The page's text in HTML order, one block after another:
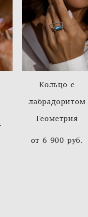
Кольцо с
лабрадоритом
Геометрия
от 6 900 pуб.